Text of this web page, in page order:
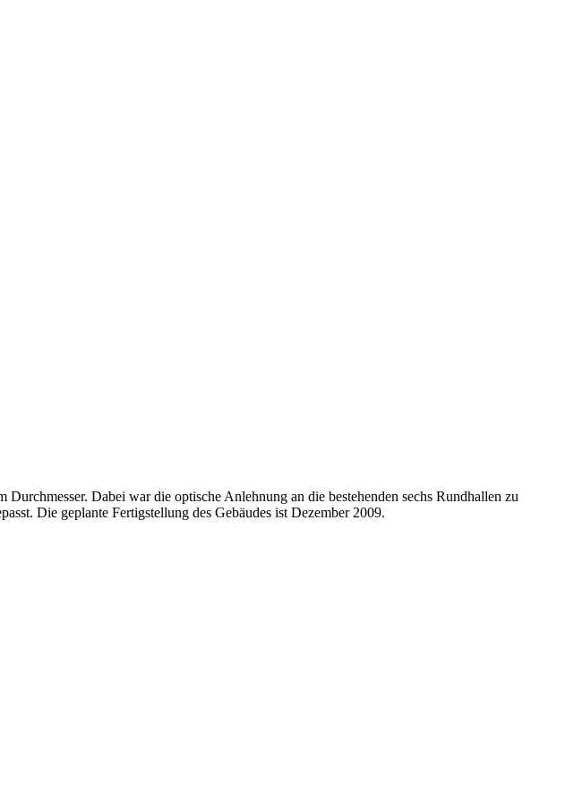
Dabei war die optische Anlehnung an die bestehenden sechs Rundhallen zu
Die geplante Fertigstellung des Gebäudes ist Dezember 2009.